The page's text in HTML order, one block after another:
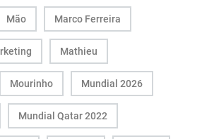
Mão Marco Ferreira
Mathieu
Mourinho Mundial 2026
Mundial Qatar 2022